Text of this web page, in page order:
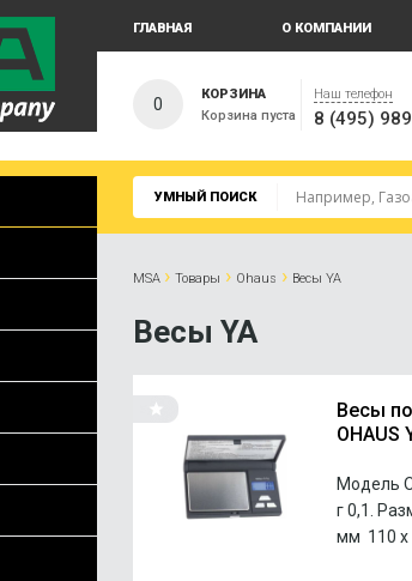
ГЛАВНАЯ О КОМПАНИИ
0
КОРЗИНА
Корзина пуста
Наш телефон
8 (495)
УМНЫЙ ПОИСК
MSA › Товары › Ohaus › Весы YA
Весы YA
Весы
OHAUS
Модель
г 0,1.
мм 110 х